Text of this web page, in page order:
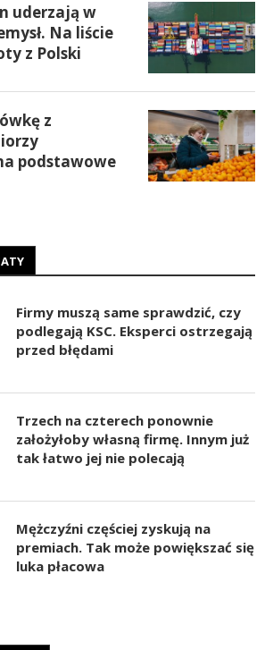
uderzają w
Na liście
z Polski
z
podstawowe
Firmy muszą same sprawdzić, czy
podlegają KSC. Eksperci ostrzegają
przed błędami
Trzech na czterech ponownie
założyłoby własną firmę. Innym już
tak łatwo jej nie polecają
Mężczyźni częściej zyskują na
premiach. Tak może powiększać się
luka płacowa